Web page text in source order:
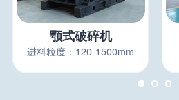
颚式破碎机
进料粒度：120-1500mm